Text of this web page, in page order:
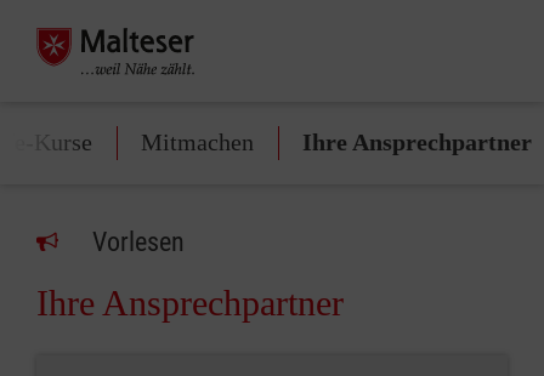
Kurse Mitmachen Ihre Ansprechpartner
Vorlesen
Ihre Ansprechpartner